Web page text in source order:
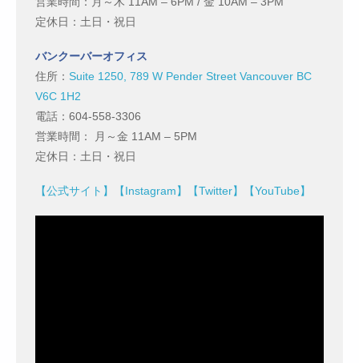
定休日：土日・祝日
バンクーバーオフィス
住所： Suite 1250, 789 W Pender Street Vancouver BC
V6C 1H2
電話：604-558-3306
営業時間： 月～金 11AM – 5PM
定休日：土日・祝日
【公式サイト】 【Instagram】 【Twitter】 【YouTube】